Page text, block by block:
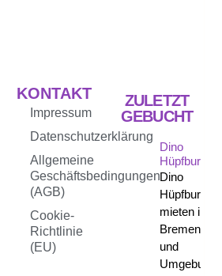
KONTAKT
Impressum
Datenschutzerklärung
Allgemeine
Geschäftsbedingungen
(AGB)
Cookie-
Richtlinie
(EU)
ZULETZT
GEBUCHT
Dino
Hüpfburg
Dino
Hüpfburg
mieten in
Bremen
und
Umgebung